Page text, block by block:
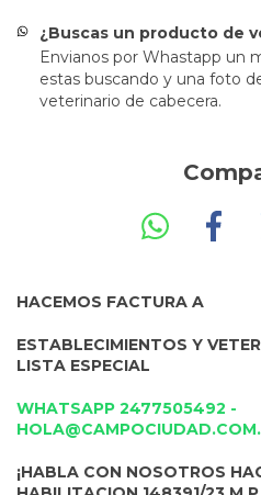
¿Buscas un producto de
Envianos por Whastapp un
estas buscando y una foto
veterinario de cabecera.
HACEMOS FACTURA A
ESTABLECIMIENTOS Y
LISTA ESPECIAL
WHATSAPP 2477505492 -
¡HABLA CON NOSOTROS